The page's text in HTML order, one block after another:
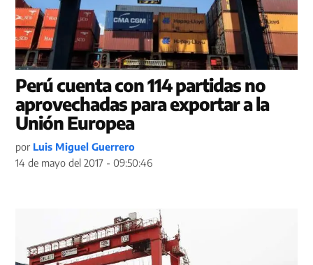
Perú cuenta con 114 partidas no
aprovechadas para exportar a la
Unión Europea
por Luis Miguel Guerrero
14 de mayo del 2017 - 09:50:46